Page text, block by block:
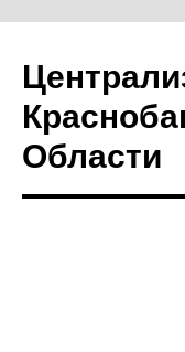
Области